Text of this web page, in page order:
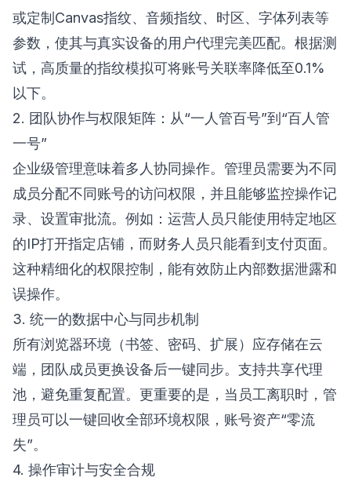
或定制Canvas指纹、音频指纹、时区、字体列表等
参数，使其与真实设备的用户代理完美匹配。根据测
试，高质量的指纹模拟可将账号关联率降低至0.1%
以下。
2. 团队协作与权限矩阵：从“一人管百号”到“百人管
一号”
企业级管理意味着多人协同操作。管理员需要为不同
成员分配不同账号的访问权限，并且能够监控操作记
录、设置审批流。例如：运营人员只能使用特定地区
的IP打开指定店铺，而财务人员只能看到支付页面。
这种精细化的权限控制，能有效防止内部数据泄露和
误操作。
3. 统一的数据中心与同步机制
所有浏览器环境（书签、密码、扩展）应存储在云
端，团队成员更换设备后一键同步。支持共享代理
池，避免重复配置。更重要的是，当员工离职时，管
理员可以一键回收全部环境权限，账号资产“零流
失”。
4. 操作审计与安全合规